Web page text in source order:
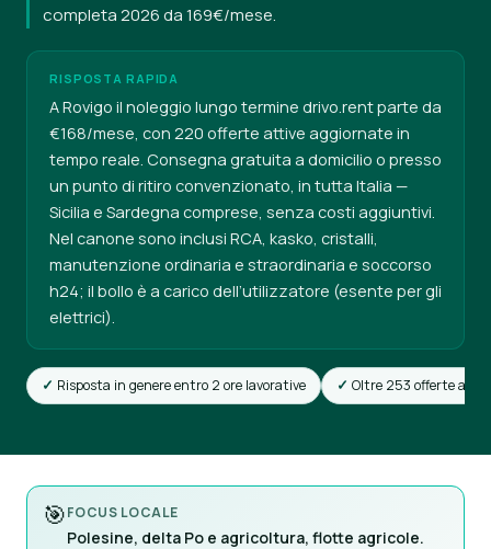
completa 2026 da 169€/mese.
RISPOSTA RAPIDA
A Rovigo il noleggio lungo termine drivo.rent parte da
€168/mese, con 220 offerte attive aggiornate in
tempo reale. Consegna gratuita a domicilio o presso
un punto di ritiro convenzionato, in tutta Italia —
Sicilia e Sardegna comprese, senza costi aggiuntivi.
Nel canone sono inclusi RCA, kasko, cristalli,
manutenzione ordinaria e straordinaria e soccorso
h24; il bollo è a carico dell’utilizzatore (esente per gli
elettrici).
Risposta in genere entro 2 ore lavorative Oltre 253 offerte attive
🎯FOCUS LOCALE
Polesine, delta Po e agricoltura, flotte agricole.